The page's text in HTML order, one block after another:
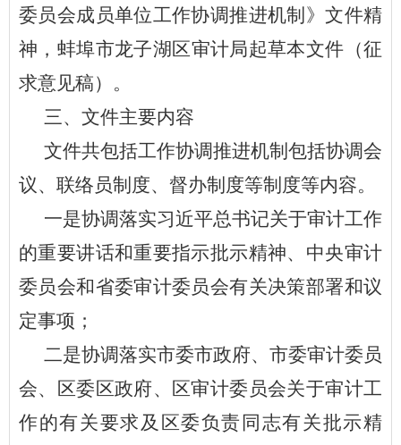
委员会成员单位工作协调推进机制》文件精
神，蚌埠市龙子湖区审计局起草本文件 （征
求意见稿）。
三、文件主要内容
文件共包括工作协调推进机制包括协调会
议、联络员制度、督办制度等制度等内容。
一是协调落实习近平总书记关于审计工作
的重要讲话和重要指示批示精神、中央审计
委员会和省委审计委员会有关决策部署和议
定事项；
二是协调落实市委市政府、市委审计委员
会、区委区政府、区审计委员会关于审计工
作的有关要求及区委负责同志有关批示精